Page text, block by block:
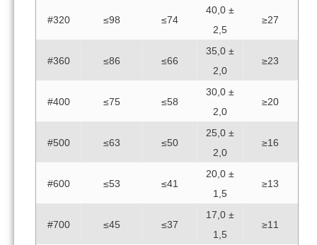
#320 ≤98 ≤74
40,0 ±
2,5
≥27
#360 ≤86 ≤66
35,0 ±
2,0
≥23
#400 ≤75 ≤58
30,0 ±
2,0
≥20
#500 ≤63 ≤50
25,0 ±
2,0
≥16
#600 ≤53 ≤41
20,0 ±
1,5
≥13
#700 ≤45 ≤37
17,0 ±
1,5
≥11